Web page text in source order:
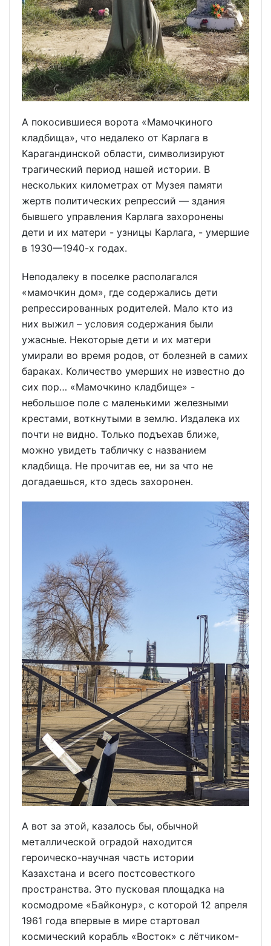
А покосившиеся ворота «Мамочкиного
кладбища», что недалеко от Карлага в
Карагандинской области, символизируют
трагический период нашей истории. В
нескольких километрах от Музея памяти
жертв политических репрессий — здания
бывшего управления Карлага захоронены
дети и их матери - узницы Карлага, - умершие
в 1930—1940-х годах.
Неподалеку в поселке располагался
«мамочкин дом», где содержались дети
репрессированных родителей. Мало кто из
них выжил – условия содержания были
ужасные. Некоторые дети и их матери
умирали во время родов, от болезней в самих
бараках. Количество умерших не известно до
сих пор… «Мамочкино кладбище» -
небольшое поле с маленькими железными
крестами, воткнутыми в землю. Издалека их
почти не видно. Только подъехав ближе,
можно увидеть табличку с названием
кладбища. Не прочитав ее, ни за что не
догадаешься, кто здесь захоронен.
А вот за этой, казалось бы, обычной
металлической оградой находится
героическо-научная часть истории
Казахстана и всего постсовесткого
пространства. Это пусковая площадка на
космодроме «Байконур», с которой 12 апреля
1961 года впервые в мире стартовал
космический корабль «Восток» с лётчиком-